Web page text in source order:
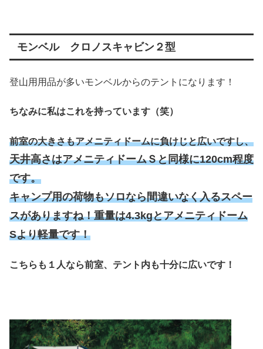
モンベル クロノスキャビン２型
登山用用品が多いモンベルからのテントになります！
ちなみに私はこれを持っています（笑）
前室の大きさもアメニティドームに負けじと広いですし、
天井高さはアメニティドームＳと同様に120cm程度
です。
キャンプ用の荷物もソロなら間違いなく入るスペー
スがありますね！重量は4.3kgとアメニティドーム
Sより軽量です！
こちらも１人なら前室、テント内も十分に広いです！